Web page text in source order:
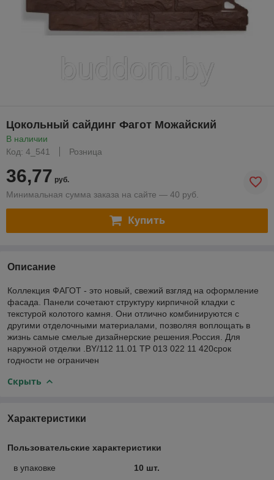
Цокольный сайдинг Фагот Можайский
В наличии
Код: 4_541
Розница
36,77 руб.
Минимальная сумма заказа на сайте — 40 руб.
Купить
Описание
Коллекция ФАГОТ - это новый, свежий взгляд на оформление
фасада. Панели сочетают структуру кирпичной кладки с
текстурой колотого камня. Они отлично комбинируются с
другими отделочными материалами, позволяя воплощать в
жизнь самые смелые дизайнерские решения.Россия. Для
наружной отделки .BY/112 11.01 ТР 013 022 11 420срок
годности не ограничен
Скрыть
Характеристики
Пользовательские характеристики
в упаковке
10 шт.